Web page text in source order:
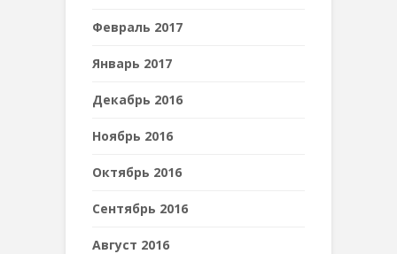
Февраль 2017
Январь 2017
Декабрь 2016
Ноябрь 2016
Октябрь 2016
Сентябрь 2016
Август 2016